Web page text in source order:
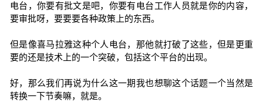
电台，你要有批文是吧，你要有电台工作人员就是你的内容，
要审批呀，要要要各种政策上的东西。
但是像喜马拉雅这种个人电台，那他就打破了这些，但是更重
要的还是技术上的一个突破，包括这个平台的出现。
好，那么我们再说为什么这一期我也想聊这个话题一个当然是
转换一下节奏嘛，就是。